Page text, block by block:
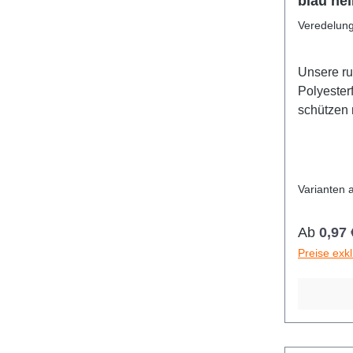
Aufdruck
Unsere
schützen
jeden
Varianten
Ab 0,97
Preise